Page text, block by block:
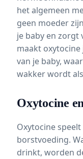
het algemeen
geen moeder
je baby en zorgt
maakt
van je baby,
wakker wordt
Oxytocine
Oxytocine
borstvoeding.
drinkt, worden